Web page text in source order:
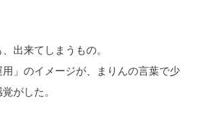
出来てしまうもの。
」のイメージが、まりんの言葉で少
がした。